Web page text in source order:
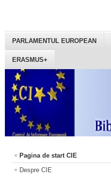
PARLAMENTUL EUROPEAN
ERASMUS+
Pagina de start CIE
Despre CIE